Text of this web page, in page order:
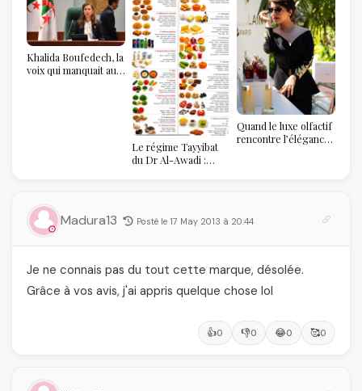
Khalida Boufedech, la
voix qui manquait au
Le régime Tayyibat
du Dr Al-Awadi :
vraiment savoir
Quand le luxe olfactif
rencontre l’élégance
Madura13 Posté le 17 May 2013 à 20:44
Je ne connais pas du tout cette marque, désolée.
Grâce à vos avis, j'ai appris quelque chose lol
👍0 👎0 😂0 🥰0